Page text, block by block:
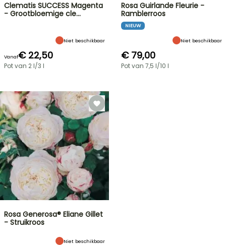
Clematis SUCCESS Magenta
- Grootbloemige cle…
Niet beschikbaar
Vanaf€ 22,50
Pot van 2 l/3 l
Rosa Guirlande Fleurie -
Ramblerroos
NIEUW
Niet beschikbaar
€ 79,00
Pot van 7,5 l/10 l
Rosa Generosa® Eliane Gillet
- Struikroos
Niet beschikbaar